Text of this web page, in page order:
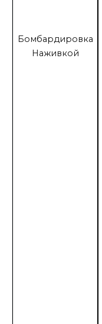
Бомбардировка
Наживкой